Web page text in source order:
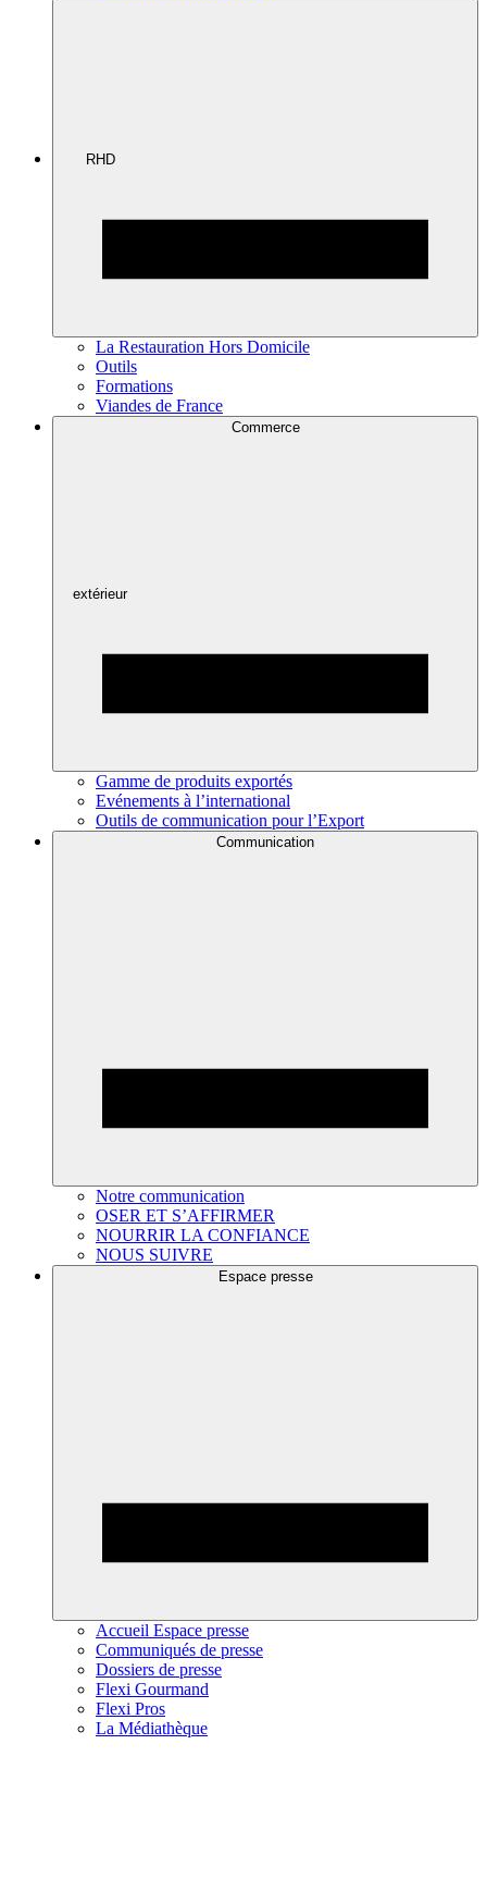
RHD
La Restauration Hors Domicile
Outils
Formations
Viandes de France
Commerce
extérieur
Gamme de produits exportés
Evénements à l’international
Outils de communication pour l’Export
Communication
Notre communication
OSER ET S’AFFIRMER
NOURRIR LA CONFIANCE
NOUS SUIVRE
Espace presse
Accueil Espace presse
Communiqués de presse
Dossiers de presse
Flexi Gourmand
Flexi Pros
La Médiathèque